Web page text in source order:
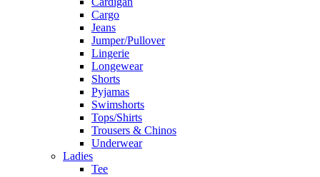
Cargo
Jeans
Jumper/Pullover
Lingerie
Longewear
Shorts
Pyjamas
Swimshorts
Tops/Shirts
Trousers & Chinos
Underwear
Ladies
Tee